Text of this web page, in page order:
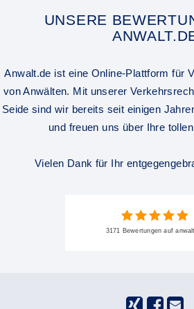
UNSERE
Anwalt.de ist eine Online-Plattform für
von Anwälten. Mit unserer
Seide sind wir bereits seit einigen
und freuen uns über Ihre
Vielen Dank für Ihr
3171 Bewertungen auf